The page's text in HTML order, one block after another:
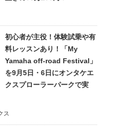
初心者が主役！体験試乗や有
料レッスンあり！「My
Yamaha off-road Festival」
を9月5日・6日にオンタケエ
クスプローラーパークで実
ス